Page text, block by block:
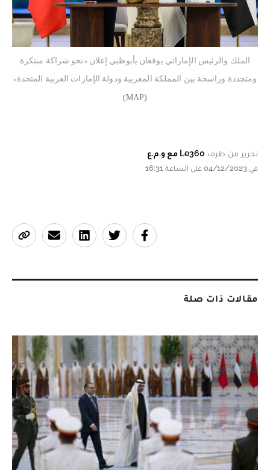
الملك والرئيس الإماراتي يوقعان بأبوظبي إعلان «نحو شراكة مبتكرة
ومتجددة وراسخة بين المملكة المغربية ودولة الإمارات العربية المتحدة»
(MAP)
تحرير من طرف Le360 مع و.م.ع
في 04/12/2023 على الساعة 16:31
مقالات ذات صلة